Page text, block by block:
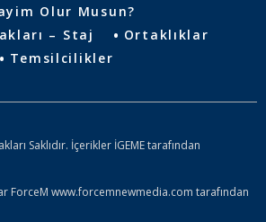
Olur Musun?
– Staj
Ortaklıklar
Temsilcilikler
Saklıdır. İçerikler İGEME tarafından
ForceM www.forcemnewmedia.com tarafından